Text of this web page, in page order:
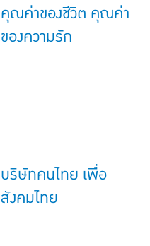
คุณค่าของชีวิต คุณค่า
ของความรัก
บริษัทคนไทย เพื่อ
สังคมไทย